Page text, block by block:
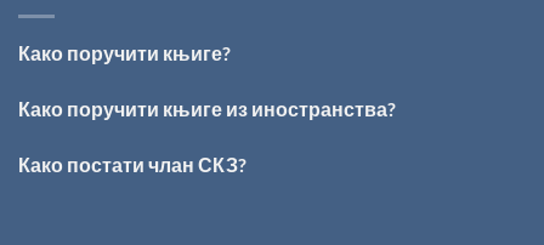
„Милован
поезију
Како поручити књиге?
Како поручити књиге из иностранства?
Како постати члан СКЗ?